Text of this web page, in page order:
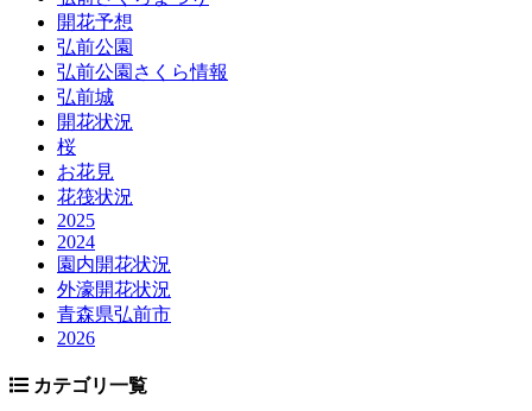
開花予想
弘前公園
弘前公園さくら情報
弘前城
開花状況
桜
お花見
花筏状況
2025
2024
園内開花状況
外濠開花状況
青森県弘前市
2026
カテゴリ一覧